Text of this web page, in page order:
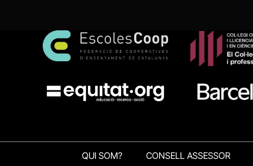
QUI SOM? CONSELL ASSESSOR